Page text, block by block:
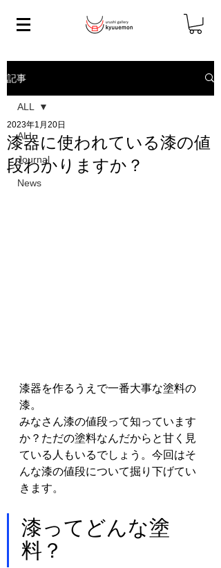
記事
ALL
Journal
News
ALL
漆器に使われている漆の値
段わかりますか？
2023年1月20日
漆器を作るうえで一番大事な塗料の
漆。
みなさん漆の値段って知っています
か？ただの塗料なんだからと甘く見
ている人もいるでしょう。今回はそ
んな漆の値段について掘り下げてい
きます。
漆ってどんな塗
料？